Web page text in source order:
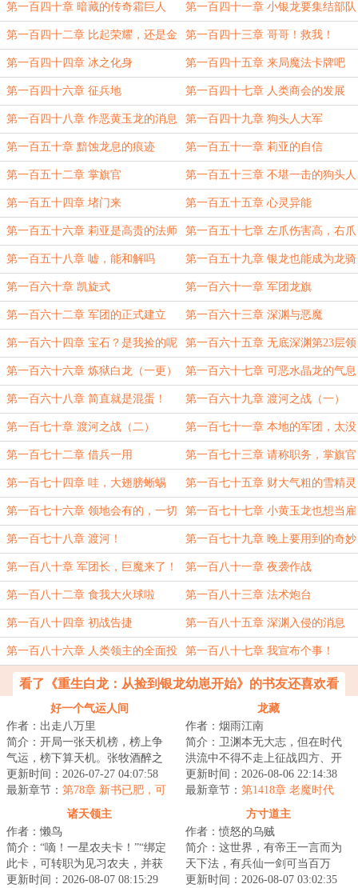
第一百四十章 暗藏的传奇霜巨人 第一百四十一章 小银龙要集结部队
第一百四十二章 比起荣耀，还是金
币更重要
第一百四十三章 哥哥！救我！
第一百四十四章 冰之化身 第一百四十五章 来局魔法卡牌吧
第一百四十六章 征兵地 第一百四十七章 人类商会的发展
第一百四十八章 作恶黄玉龙的消息 第一百四十九章 狗头人大军
第一百五十章 黯蚀龙息的痕迹 第一百五十一章 莉亚的自信
第一百五十二章 掌旗官 第一百五十三章 不堪一击的狗头人
第一百五十四章 堵门来 第一百五十五章 心灵异能
第一百五十六章 莉亚是高贵的法师 第一百五十七章 左爪伤害高，右爪
高伤害
第一百五十八章 嘘，能和解吗 第一百五十九章 银龙也能成为龙骑
士
第一百六十章 凯旋式 第一百六十一章 军团龙旗
第一百六十二章 军团的正式建立
（元旦快乐）
第一百六十三章 深渊与恶魔
第一百六十四章 宝石？是我捡的呢 第一百六十五章 无底深渊第23层领
主
第一百六十六章 炼狱白龙（一更） 第一百六十七章 可恶水晶龙的气息
（二更））
第一百六十八章 简直就是混蛋！
（三更）
第一百六十九章 渡河之战（一）
第一百七十章 渡河之战（二） 第一百七十一章 本地的军团，太没
有礼貌了！
第一百七十二章 借兵一用 第一百七十三章 请称职务，掌旗官
小姐
第一百七十四章 哇，大翅膀蜥蜴 第一百七十五章 财大气粗的雪精灵
第一百七十六章 领地会有的，一切
都会有的（一更））
第一百七十七章 小黄玉龙也想当雇
佣军
第一百七十八章 渡河！ 第一百七十九章 晚上要用到的奇妙
工具
第一百八十章 军团长，巨魔来了！ 第一百八十一章 夜袭作战
第一百八十二章 食我大火球啦 第一百八十三章 法术炮台
第一百八十四章 初战告捷 第一百八十五章 深渊入侵的消息
第一百八十六章 人类领主的全面投 第一百八十七章 我宣布个事！
看了《重生白龙：从捡到银龙幼崽开始》的书友还喜欢看
好一个气运人间
作者：出走八万里
简介：开局一张天机榜，榜上争
气运，榜下算天机。张牧酒醉之
间，穿越到了这个聚气运，修武
道的世界。有人...
更新时间：2026-07-27 04:07:58
最新章节： 第78章 新书已肥，可
龙藏
作者：烟雨江南
简介：卫渊本无大志，但在时代
洪流中不得不走上征战四方、开
疆辟土之路，直至关山踏尽，未
曾白头。不正经...
更新时间：2026-08-06 22:14:38
最新章节： 第1418章 老魔时代
诸天领主
作者：懒鸟
简介：“嘀！一星农夫卡！”“绑定
此卡，可转职为见习农夫，并获
得职业天赋所耕种的土地肥沃度
更新时间：2026-08-07 08:15:29
方寸道主
作者：愤怒的乌贼
简介：这世界，有帝王一言而为
天下法，有兵仙一剑可当百万
师，有儒圣一卷春秋定纲常，有
更新时间：2026-08-07 03:02:35